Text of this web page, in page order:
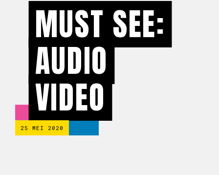
MUST SEE:
AUDIO
VIDEO
25 MEI 2020